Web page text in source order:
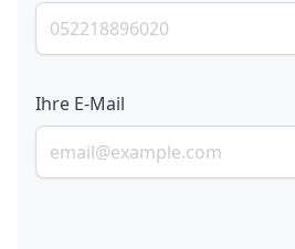
Ihre E-Mail